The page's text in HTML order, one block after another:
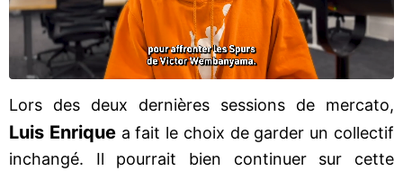
Lors des deux dernières sessions de mercato,
Luis Enriquea fait le choix de garder un collectif
inchangé. Il pourrait bien continuer sur cette